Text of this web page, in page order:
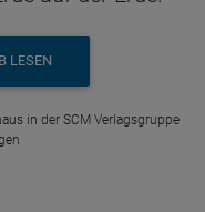
LESEN
in der SCM Verlagsgruppe